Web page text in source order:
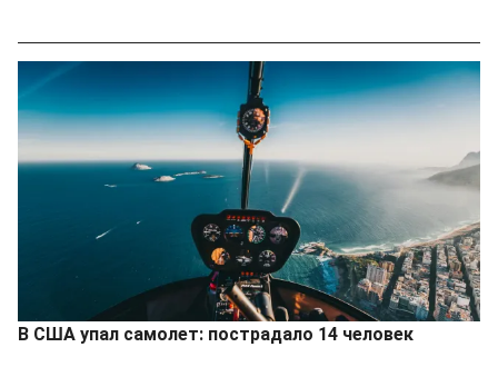
В США упал самолет: пострадало 14 человек